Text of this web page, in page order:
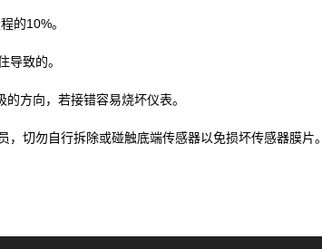
的10%。
导致的。
方向，若接错容易烧坏仪表。
切勿自行拆除或碰触底端传感器以免损坏传感器膜片。